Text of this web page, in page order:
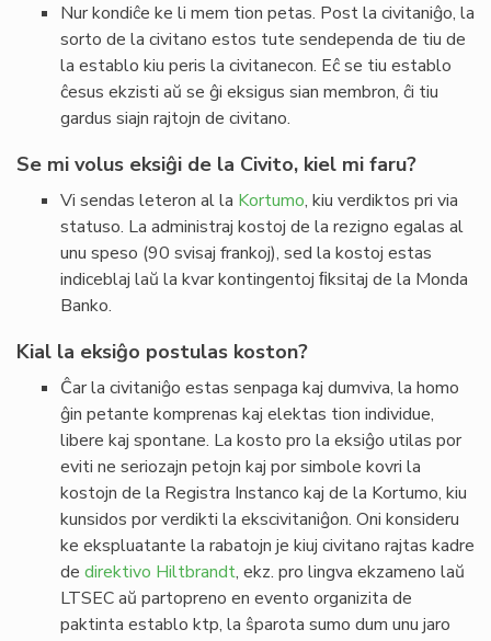
Nur kondiĉe ke li mem tion petas. Post la civitaniĝo, la
sorto de la civitano estos tute sendependa de tiu de
la establo kiu peris la civitanecon. Eĉ se tiu establo
ĉesus ekzisti aŭ se ĝi eksigus sian membron, ĉi tiu
gardus siajn rajtojn de civitano.
Se mi volus eksiĝi de la Civito, kiel mi faru?
Vi sendas leteron al la Kortumo, kiu verdiktos pri via
statuso. La administraj kostoj de la rezigno egalas al
unu speso (90 svisaj frankoj), sed la kostoj estas
indiceblaj laŭ la kvar kontingentoj ﬁksitaj de la Monda
Banko.
Kial la eksiĝo postulas koston?
Ĉar la civitaniĝo estas senpaga kaj dumviva, la homo
ĝin petante komprenas kaj elektas tion individue,
libere kaj spontane. La kosto pro la eksiĝo utilas por
eviti ne seriozajn petojn kaj por simbole kovri la
kostojn de la Registra Instanco kaj de la Kortumo, kiu
kunsidos por verdikti la ekscivitaniĝon. Oni konsideru
ke ekspluatante la rabatojn je kiuj civitano rajtas kadre
de direktivo Hiltbrandt, ekz. pro lingva ekzameno laŭ
LTSEC aŭ partopreno en evento organizita de
paktinta establo ktp, la ŝparota sumo dum unu jaro